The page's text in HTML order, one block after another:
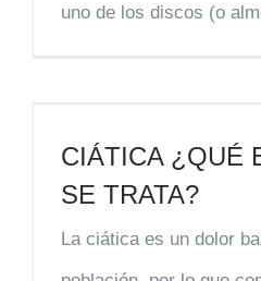
uno de los discos (o
CIÁTICA ¿QUÉ
SE TRATA?
La ciática es un dolor